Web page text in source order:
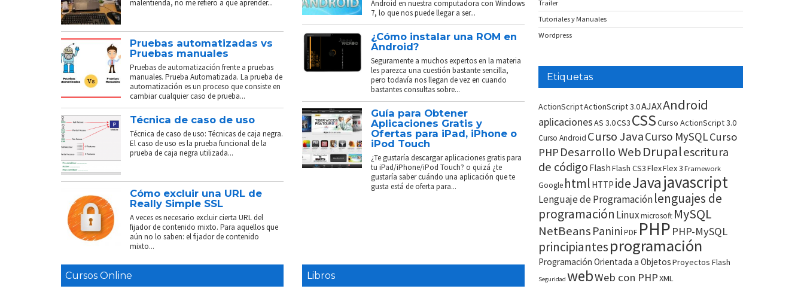
malentienda, no me refiero a que aprender...
Pruebas automatizadas vs
Pruebas manuales
Pruebas de automatización frente a pruebas
manuales. Prueba Automatizada. La prueba de
automatización es un proceso que consiste en
cambiar cualquier caso de prueba...
Técnica de caso de uso
Técnica de caso de uso: Técnicas de caja negra.
El caso de uso es la prueba funcional de la
prueba de caja negra utilizada...
Cómo excluir una URL de
Really Simple SSL
A veces es necesario excluir cierta URL del
fijador de contenido mixto. Para aquellos que
aún no lo saben: el fijador de contenido
mixto...
Android en nuestra computadora con Windows
7, lo que nos puede llegar a ser...
¿Cómo instalar una ROM en
Android?
Seguramente a muchos expertos en la materia
les parezca una cuestión bastante sencilla,
pero todavía nos llegan de vez en cuando
bastantes consultas sobre...
Guía para Obtener
Aplicaciones Gratis y
Ofertas para iPad, iPhone o
iPod Touch
¿Te gustaría descargar aplicaciones gratis para
tu iPad/iPhone/iPod Touch? o quizá ¿te
gustaría saber cuándo una aplicación que te
gusta está de oferta para...
Cursos Online Libros
Trailer
Tutoriales y Manuales
Wordpress
Etiquetas
ActionScriptActionScript 3.0AJAXAndroid
aplicacionesAS 3.0CS3 CSSCurso ActionScript 3.0
Curso Android Curso JavaCurso MySQLCurso
PHP Desarrollo WebDrupalescritura
de código FlashFlash CS3FlexFlex 3 Framework
Google html HTTP ideJavajavascript
Lenguaje de Programaciónlenguajes de
programación Linuxmicrosoft MySQL
NetBeans PaniniPDF PHP PHP-MySQL
principiantesprogramación
Programación Orientada a ObjetosProyectos Flash
Seguridad webWeb con PHPXML